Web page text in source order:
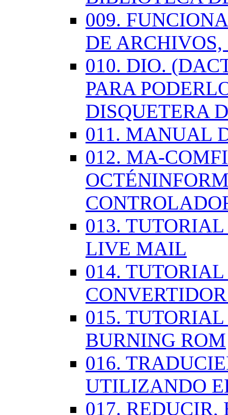
009.
DE
010. DIO.
PARA
DISQUETERA
011. MANUAL
012. MA-
013.
LIVE MAIL
014.
015.
BURNING ROM
016.
UTILIZANDO
017. REDUCIR,